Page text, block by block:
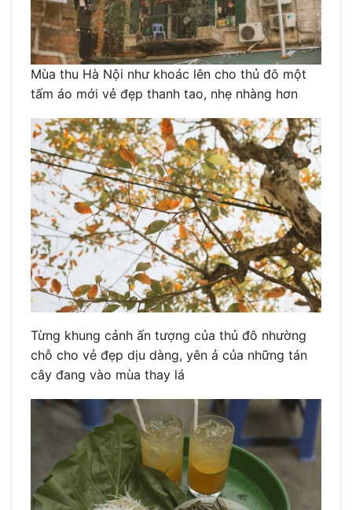
Mùa thu Hà Nội như khoác lên cho thủ đô một
tấm áo mới vẻ đẹp thanh tao, nhẹ nhàng hơn
Từng khung cảnh ấn tượng của thủ đô nhường
chỗ cho vẻ đẹp dịu dàng, yên ả của những tán
cây đang vào mùa thay lá